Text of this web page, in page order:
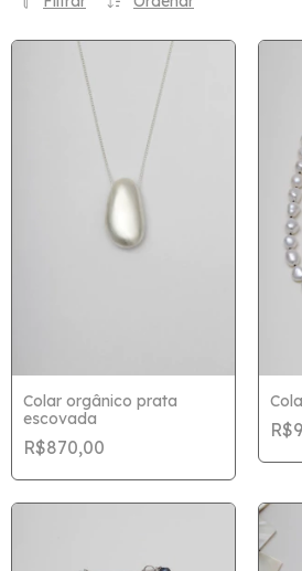
Colar orgânico prata
escovada
R$870,00